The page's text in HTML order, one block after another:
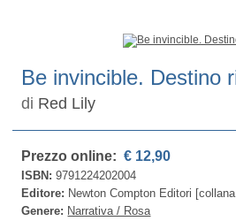
Be invincible. Destino
di Red Lily
Prezzo online: € 12,90
ISBN:9791224202004
Editore: Newton Compton Editori
Genere: Narrativa / Rosa